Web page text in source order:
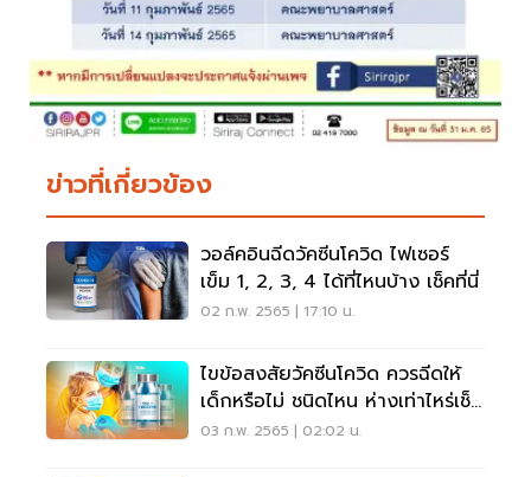
ข่าวที่เกี่ยวข้อง
วอล์คอินฉีดวัคซีนโควิด ไฟเซอร์
เข็ม 1, 2, 3, 4 ได้ที่ไหนบ้าง เช็คที่นี่
02 ก.พ. 2565 | 17:10 น.
ไขข้อสงสัยวัคซีนโควิด ควรฉีดให้
เด็กหรือไม่ ชนิดไหน ห่างเท่าไหร่เช็ค
ที่นี่
03 ก.พ. 2565 | 02:02 น.